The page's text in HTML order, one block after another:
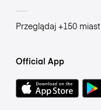
Przeglądaj +150 miast
Official App